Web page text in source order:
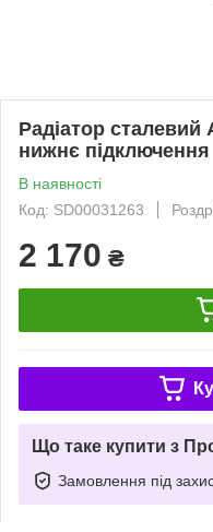
Радіатор
нижнє підключення
В наявності
Код: SD00031263
2 170 ₴
Що таке купити з
Замовлення під